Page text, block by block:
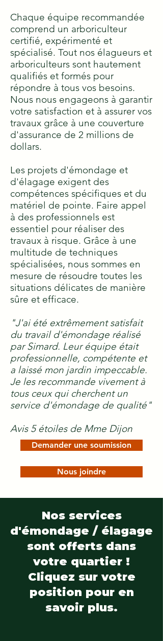
Chaque équipe recommandée
comprend un arboriculteur
certifié, expérimenté et
spécialisé. Tout nos élagueurs et
arboriculteurs sont hautement
qualifiés et formés pour
répondre à tous vos besoins.
Nous nous engageons à garantir
votre satisfaction et à assurer vos
travaux grâce à une couverture
d'assurance de 2 millions de
dollars.
Les projets d'émondage et
d'élagage exigent des
compétences spécifiques et du
matériel de pointe. Faire appel
à des professionnels est
essentiel pour réaliser des
travaux à risque. Grâce à une
multitude de techniques
spécialisées, nous sommes en
mesure de résoudre toutes les
situations délicates de manière
sûre et efficace.
"J'ai été extrêmement satisfait
du travail d'émondage réalisé
par Simard. Leur équipe était
professionnelle, compétente et
a laissé mon jardin impeccable.
Je les recommande vivement à
tous ceux qui cherchent un
service d'émondage de qualité"
Avis 5 étoiles de Mme Dijon
Demander une soumission
Nous joindre
Nos services
d'émondage / élagage
sont offerts dans
votre quartier !
Cliquez sur votre
position pour en
savoir plus.